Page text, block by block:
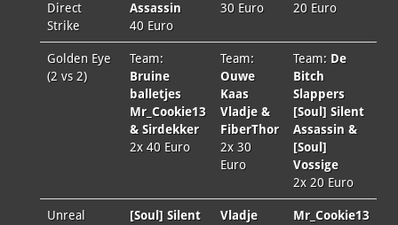
Direct
Strike
Assassin
40 Euro
30 Euro
20 Euro
Golden Eye
(2 vs 2)
Team:
Bruine
balletjes
Mr_Cookie13
& Sirdekker
2x 40 Euro
Team:
Ouwe
Kaas
Vladje &
FiberThor
2x 30
Euro
Team: De
Bitch
Slappers
[Soul] Silent
Assassin &
[Soul]
Vossige
2x 20 Euro
Unreal
[Soul] Silent
Vladje
Mr_Cookie13